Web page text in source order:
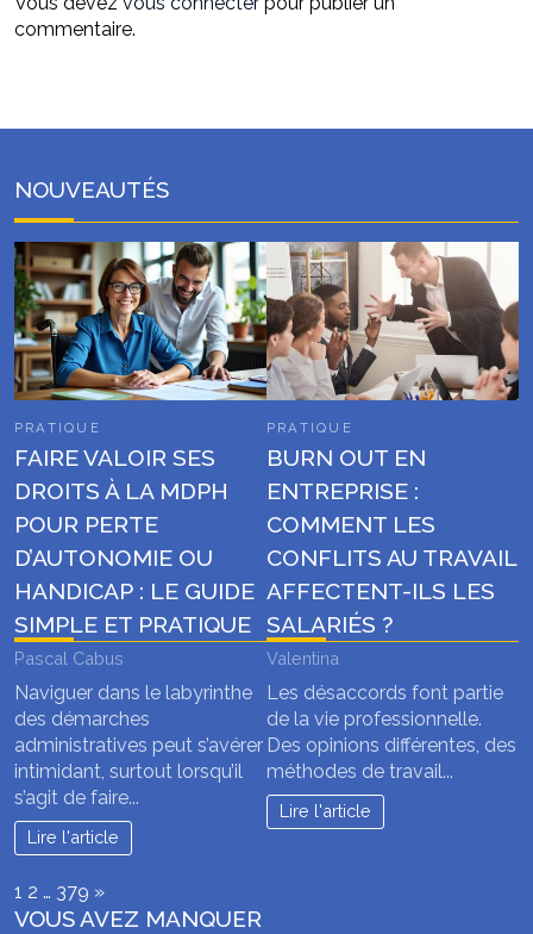
commentaire.
NOUVEAUTÉS
PRATIQUE
FAIRE VALOIR SES
DROITS À LA MDPH
POUR PERTE
D’AUTONOMIE OU
HANDICAP : LE GUIDE
SIMPLE ET PRATIQUE
Pascal Cabus
Naviguer dans le labyrinthe
des démarches
administratives peut s’avérer
intimidant, surtout lorsqu’il
s’agit de faire...
Lire l'article
PRATIQUE
BURN OUT EN
ENTREPRISE :
COMMENT LES
CONFLITS AU TRAVAIL
AFFECTENT-ILS LES
SALARIÉS ?
Valentina
Les désaccords font partie
de la vie professionnelle.
Des opinions différentes, des
méthodes de travail...
Lire l'article
Page:
1 2 … 379 Next
»
VOUS AVEZ MANQUER